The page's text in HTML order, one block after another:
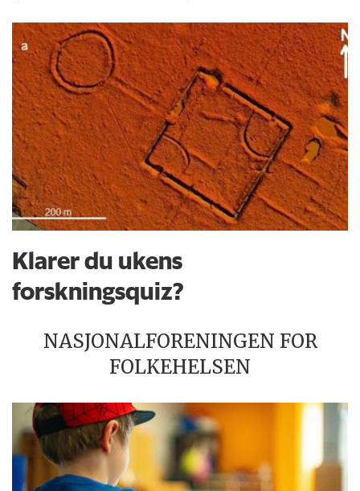
Klarer du ukens
forskningsquiz?
NASJONALFORENINGEN FOR
FOLKEHELSEN